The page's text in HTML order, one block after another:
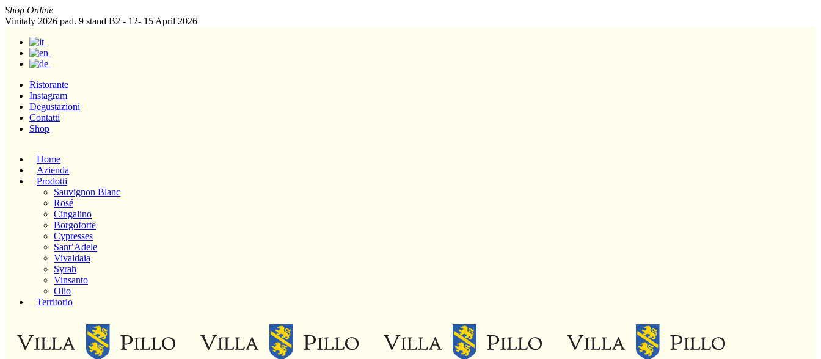
Shop Online
Vinitaly 2026 pad. 9 stand B2 - 12- 15 April 2026
Ristorante
Instagram
Degustazioni
Contatti
Shop
Home
Azienda
Prodotti
Sauvignon Blanc
Rosé
Cingalino
Borgoforte
Cypresses
Sant’Adele
Vivaldaia
Syrah
Vinsanto
Olio
Territorio